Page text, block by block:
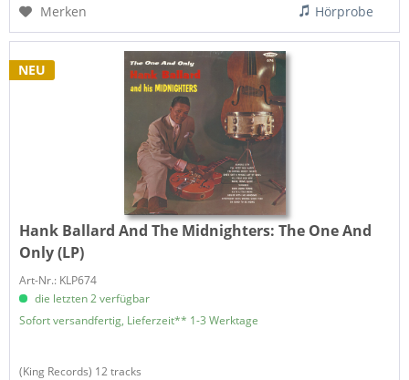
Merken
Hörprobe
NEU
Hank Ballard And The Midnighters: The One And
Only (LP)
Art-Nr.: KLP674
die letzten 2 verfügbar
Sofort versandfertig, Lieferzeit** 1-3 Werktage
(King Records) 12 tracks